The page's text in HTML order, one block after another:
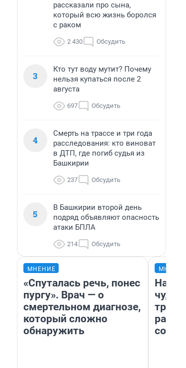
рассказали про сына,
который всю жизнь боролся
с раком
2 430 Обсудить
3
Кто тут воду мутит? Почему
нельзя купаться после 2
августа
697 Обсудить
4
Смерть на трассе и три года
расследования: кто виноват
в ДТП, где погиб судья из
Башкирии
237 Обсудить
5
В Башкирии второй день
подряд объявляют опасность
атаки БПЛА
214 Обсудить
МНЕНИЕ
«Спуталась речь, понес
пургу». Врач — о
смертельном диагнозе,
который сложно
обнаружить